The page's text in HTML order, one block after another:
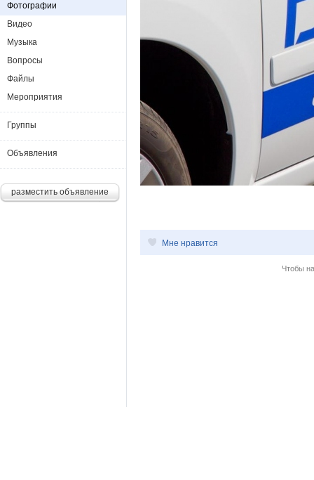
Мне нравится
Чтобы
Фотографии
Видео
Музыка
Вопросы
Файлы
Мероприятия
Группы
Объявления
разместить объявление